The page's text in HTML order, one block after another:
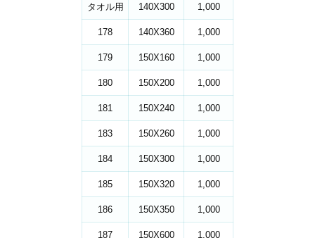
タオル用 140X300 1,000
178 140X360 1,000
179 150X160 1,000
180 150X200 1,000
181 150X240 1,000
183 150X260 1,000
184 150X300 1,000
185 150X320 1,000
186 150X350 1,000
187 150X600 1,000